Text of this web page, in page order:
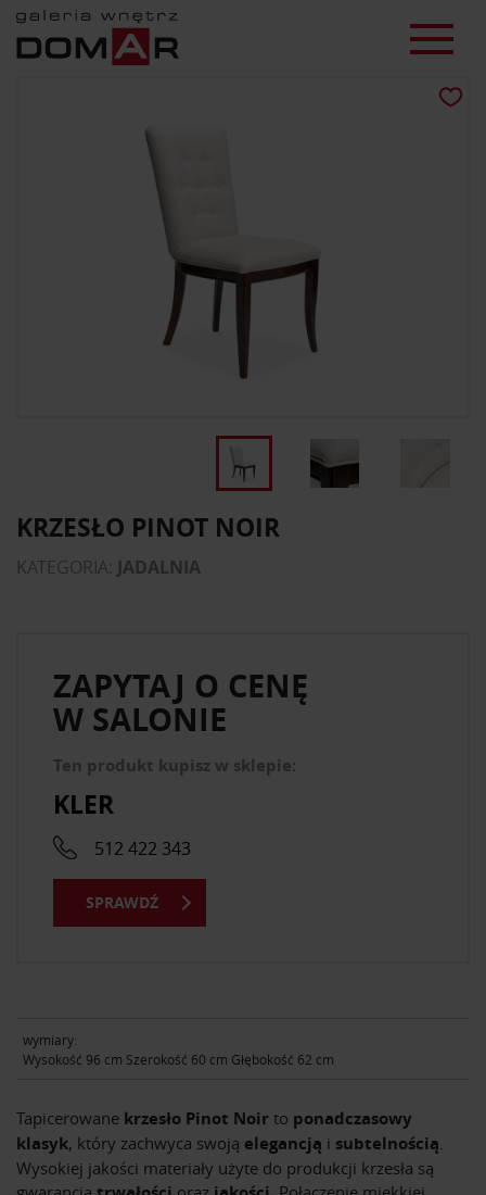
KRZESŁO PINOT NOIR
KATEGORIA: JADALNIA
wymiary:
Wysokość 96 cm Szerokość 60 cm Głębokość 62 cm
Tapicerowane krzesło Pinot Noir to ponadczasowy
klasyk, który zachwyca swoją elegancją i subtelnością.
Wysokiej jakości materiały użyte do produkcji krzesła są
ZAPYTAJ O CENĘ
W SALONIE
Ten produkt kupisz w sklepie:
KLER
512 422 343
SPRAWDŹ